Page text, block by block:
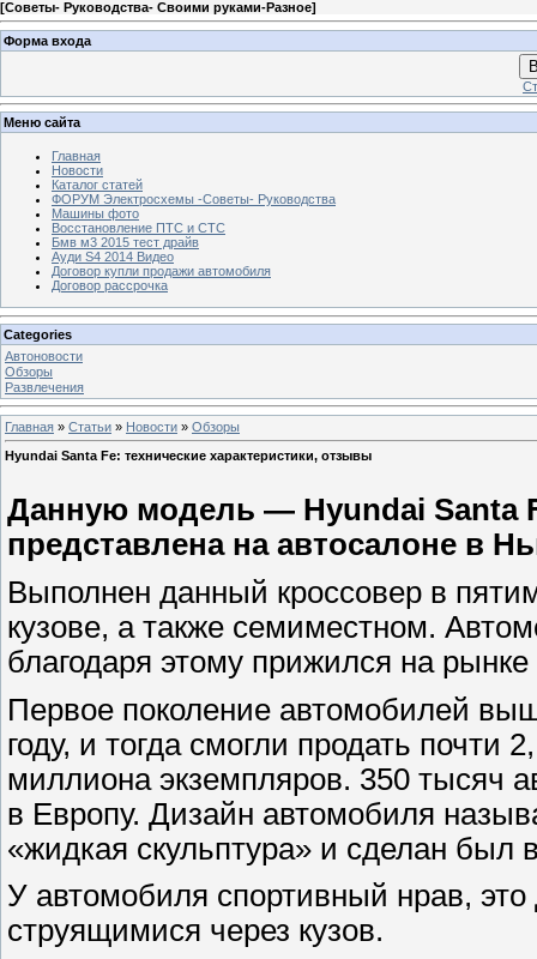
[Советы- Руководства- Своими руками-Разное]
Форма входа
Меню сайта
Главная
Новости
Каталог статей
ФОРУМ Электросхемы -Советы- Руководства
Машины фото
Восстановление ПТС и СТС
Бмв м3 2015 тест драйв
Ауди S4 2014 Видео
Договор купли продажи автомобиля
Договор рассрочка
Categories
Автоновости
Обзоры
Развлечения
Главная » Статьи » Новости » Обзоры
Hyundai Santa Fe: технические характеристики, отзывы
Данную модель — Hyundai Santa
представлена на автосалоне в
Выполнен данный кроссовер в
кузове, а также семиместном.
благодаря этому прижился на
Первое поколение автомобилей
году, и тогда смогли продать почти
миллиона экземпляров. 350 тысяч
в Европу. Дизайн автомобиля
«жидкая скульптура» и сделан был
У автомобиля спортивный нрав,
струящимися через кузов.